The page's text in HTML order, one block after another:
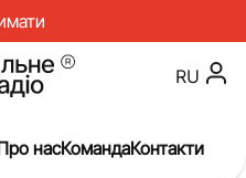
RU
насКомандаКонтакти